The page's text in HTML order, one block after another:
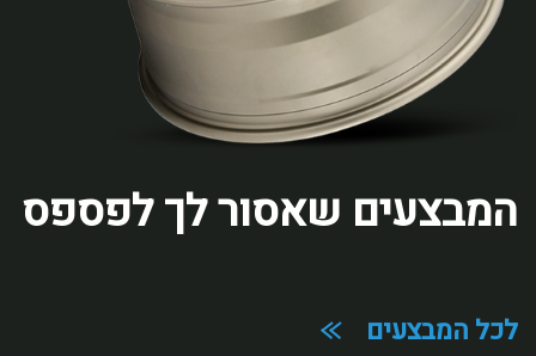
מלאו את הפרטים הבאים
ואנחנו נחזור אליכם
המבצעים שאסור לך לפספס
לכל המבצעים